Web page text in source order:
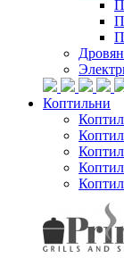
Коптильни